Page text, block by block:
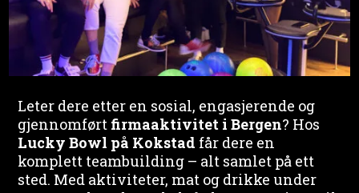
Leter dere etter en sosial, engasjerende og
gjennomført firmaaktivitet i Bergen? Hos
Lucky Bowl på Kokstad får dere en
komplett teambuilding – alt samlet på ett
sted. Med aktiviteter, mat og drikke under